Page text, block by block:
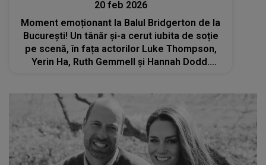
20 feb 2026
Moment emoționant la Balul Bridgerton de la
București! Un tânăr și-a cerut iubita de soție
pe scenă, în fața actorilor Luke Thompson,
Yerin Ha, Ruth Gemmell şi Hannah Dodd.